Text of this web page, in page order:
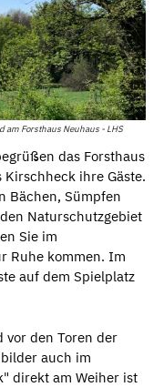
am Forsthaus Neuhaus - LHS
das Forsthaus
ihre Gäste.
Bächen, Sümpfen
Naturschutzgebiet
Sie im
Ruhe kommen. Im
auf dem Spielplatz
vor den Toren der
auch im
direkt am Weiher ist